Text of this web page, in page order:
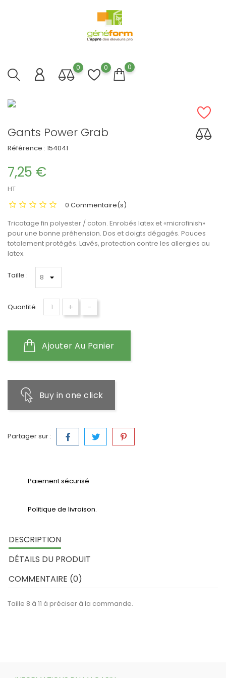
0 0 0
Gants Power Grab
Référence : 154041
7,25 €
HT
0 Commentaire(s)
Tricotage fin polyester / coton. Enrobés latex et «microfinish»
pour une bonne préhension. Dos et doigts dégagés. Pouces
totalement protégés. Lavés, protection contre les allergies au
latex.
Taille :
Quantité + -
Ajouter Au Panier
Buy in one click
Partager sur :
Paiement sécurisé
Politique de livraison.
DESCRIPTION
DÉTAILS DU PRODUIT
COMMENTAIRE (0)
Taille 8 à 11 à préciser à la commande.